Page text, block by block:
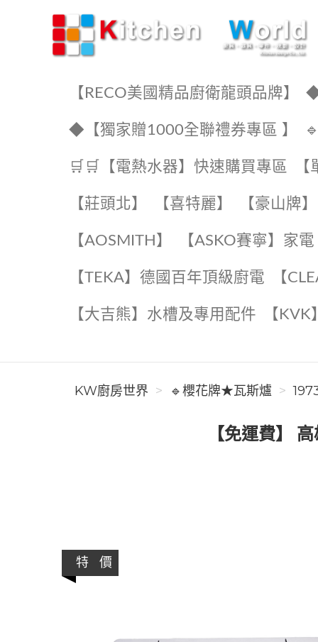
【RECO美國精品廚衛龍頭品牌】 ◆
◆【獨家贈1000全聯禮券專區 】
🛒🛒【電熱水器】快速購買專區
【莊頭北】 【喜特麗】 【豪山牌】
【AOSMITH】 【ASKO賽寧】家電
️【TEKA】️德國百年頂級廚電 【
【大吉熊】水槽及專用配件 【
KW廚房世界 🔹櫻花牌★瓦斯爐
【免運費】
特 價